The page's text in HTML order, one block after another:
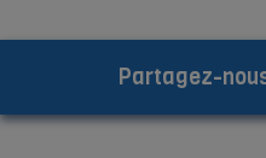
Partagez-